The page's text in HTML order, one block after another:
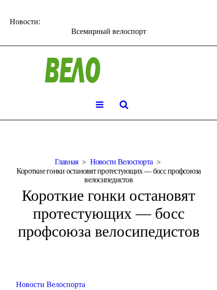
Новости:
Всемирный велоспорт
Главная
Новости Велоспорта
Короткие гонки остановят протестующих — босс профсоюза
велосипедистов
Короткие гонки остановят
протестующих — босс
профсоюза велосипедистов
Новости Велоспорта